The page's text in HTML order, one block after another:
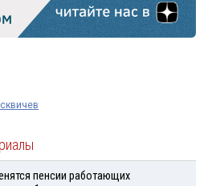
пенсии работающих